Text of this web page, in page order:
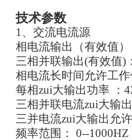
技术参数
1、交流电流源
相电流输出（有效值
三相并联输出(有效值)
相电流长时间允许工
每相zui大输出功率 ：
三相并联电流zui大输
三并电流zui大输出允
频率范围： 0--